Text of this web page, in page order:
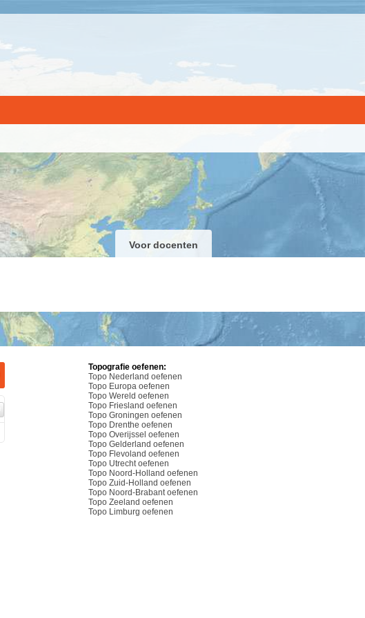
Voor docenten
Topografie oefenen:
Topo Nederland oefenen
Topo Europa oefenen
Topo Wereld oefenen
Topo Friesland oefenen
Topo Groningen oefenen
Topo Drenthe oefenen
Topo Overijssel oefenen
Topo Gelderland oefenen
Topo Flevoland oefenen
Topo Utrecht oefenen
Topo Noord-Holland oefenen
Topo Zuid-Holland oefenen
Topo Noord-Brabant oefenen
Topo Zeeland oefenen
Topo Limburg oefenen